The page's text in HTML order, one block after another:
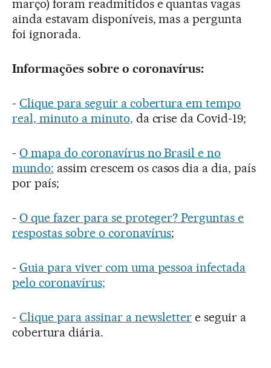
março) foram readmitidos e quantas vagas
ainda estavam disponíveis, mas a pergunta
foi ignorada.
Informações sobre o coronavírus:
- Clique para seguir a cobertura em tempo
real, minuto a minuto, da crise da Covid-19;
- O mapa do coronavírus no Brasil e no
mundo: assim crescem os casos dia a dia, país
por país;
- O que fazer para se proteger? Perguntas e
respostas sobre o coronavírus;
- Guia para viver com uma pessoa infectada
pelo coronavírus;
- Clique para assinar a newsletter e seguir a
cobertura diária.